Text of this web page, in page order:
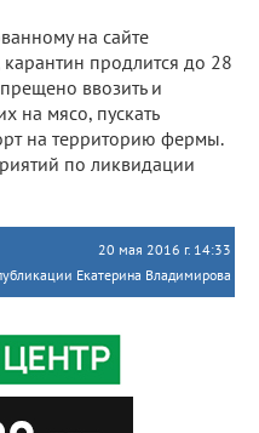
на сайте
карантин продлится до 28
ввозить и
на мясо, пускать
на территорию фермы.
по ликвидации
20 мая 2016 г. 14:33
Екатерина Владимирова